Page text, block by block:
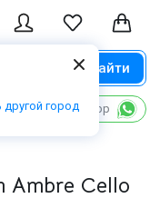
город
Найти
в WhatsApp
Ambre Cello